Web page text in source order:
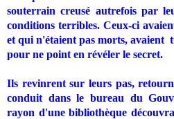
souterrain creusé autrefois par
conditions terribles. Ceux-ci
et qui­ n'étaient pas morts, avaient
pour ne point en révéler le secret.
Ils revinrent sur leurs pas,
conduit dans le bureau du
rayon d'une bibliothèque